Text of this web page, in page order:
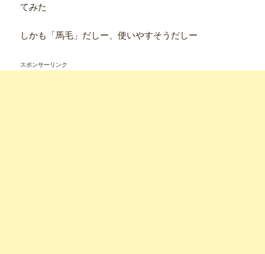
てみた
しかも「馬毛」だしー、使いやすそうだしー
スポンサーリンク